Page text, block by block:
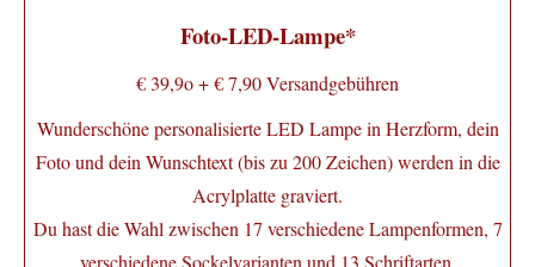
Foto-LED-Lampe*
€ 39,9o + € 7,90 Versandgebühren
Wunderschöne personalisierte LED Lampe in Herzform, dein
Foto und dein Wunschtext (bis zu 200 Zeichen) werden in die
Acrylplatte graviert.
Du hast die Wahl zwischen 17 verschiedene Lampenformen, 7
verschiedene Sockelvarianten und 13 Schriftarten.